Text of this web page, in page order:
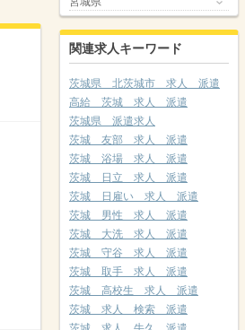
関連求人キーワード
茨城県 北茨城市 求人 派遣
高給 茨城 求人 派遣
茨城県 派遣求人
茨城 友部 求人 派遣
茨城 浴場 求人 派遣
茨城 日立 求人 派遣
茨城 日雇い 求人 派遣
茨城 男性 求人 派遣
茨城 大洗 求人 派遣
茨城 守谷 求人 派遣
茨城 取手 求人 派遣
茨城 高校生 求人 派遣
茨城 求人 検索 派遣